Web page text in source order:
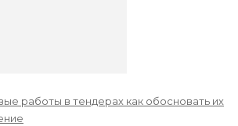
работы в тендерах как обосновать их